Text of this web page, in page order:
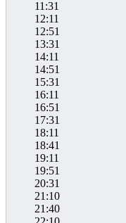
11:31
12:11
12:51
13:31
14:11
14:51
15:31
16:11
16:51
17:31
18:11
18:41
19:11
19:51
20:31
21:10
21:40